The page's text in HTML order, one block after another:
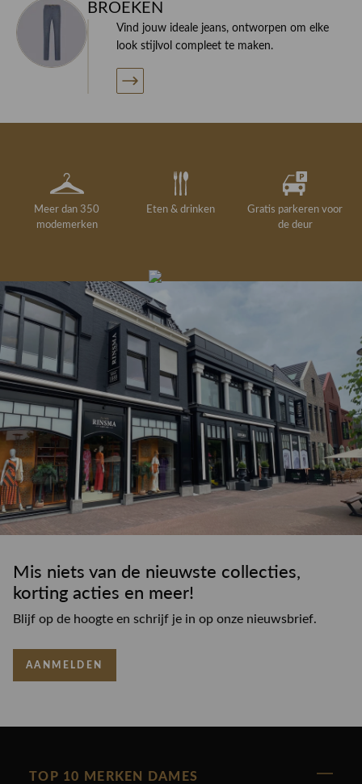
BROEKEN
Vind jouw ideale jeans, ontworpen om elke
look stijlvol compleet te maken.
Meer dan 350
modemerken
Eten & drinken
Gratis parkeren voor
de deur
drankje
Gratis retourneren in
de winkel
Deskundig
kledingadvies
Mis niets van de nieuwste collecties,
korting acties en meer!
Blijf op de hoogte en schrijf je in op onze nieuwsbrief.
AANMELDEN
TOP 10 MERKEN DAMES